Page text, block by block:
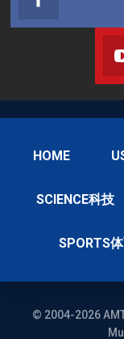
HOME
SCIENCE科技
SPORTS
© 2004-2026